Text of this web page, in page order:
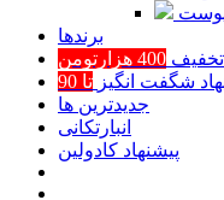
پوست
برند‌ها
400 هزارتومن
شگفت انگیز
جدیدترین ها
انبارتکانی
پیشنهاد کادولین